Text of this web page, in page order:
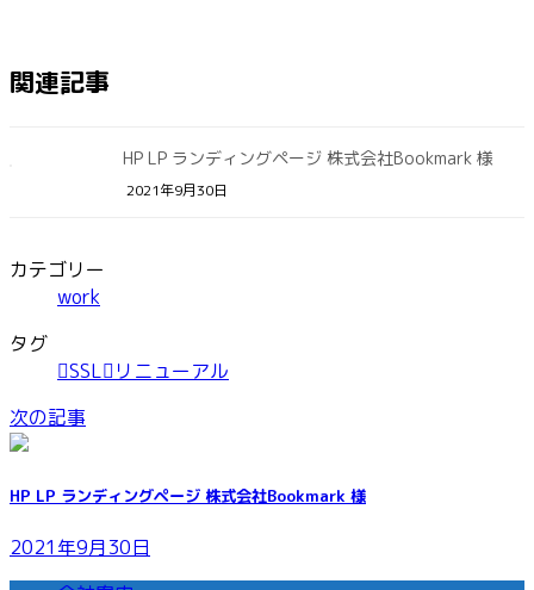
関連記事
HP LP ランディングページ 株式会社Bookmark 様
2021年9月30日
カテゴリー
work
タグ
SSL
リニューアル
次の記事
HP LP ランディングページ 株式会社Bookmark 様
2021年9月30日